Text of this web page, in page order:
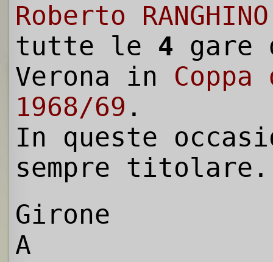
Roberto RANGHINO
tutte le 4 gare
Verona in
1968/69 .
In queste
sempre titolare.
Girone
A